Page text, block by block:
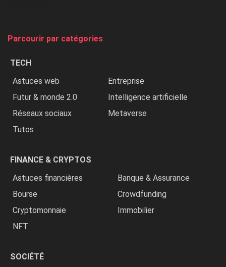
Parcourir par catégories
TECH
Astuces web
Entreprise
Futur & monde 2.0
Intelligence artificielle
Réseaux sociaux
Metaverse
Tutos
FINANCE & CRYPTOS
Astuces financières
Banque & Assurance
Bourse
Crowdfunding
Cryptomonnaie
Immobilier
NFT
SOCIÉTÉ